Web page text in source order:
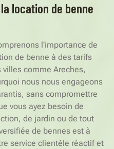
location de benne
l'importance de
de benne à des tarifs
comme Areches,
nous nous engageons
sans compromettre
vous ayez besoin de
de jardin ou de tout
de bennes est à
service clientèle réactif et